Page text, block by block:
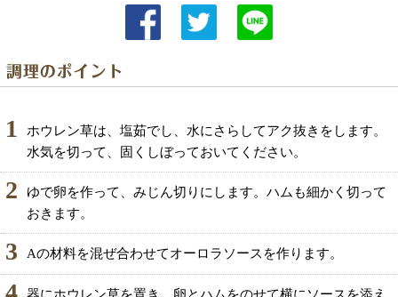
1
ホウレン草は、塩茹でし、水にさらしてアク抜きをします。
水気を切って、固くしぼっておいてください。
2
ゆで卵を作って、みじん切りにします。ハムも細かく切って
おきます。
3 Aの材料を混ぜ合わせてオーロラソースを作ります。